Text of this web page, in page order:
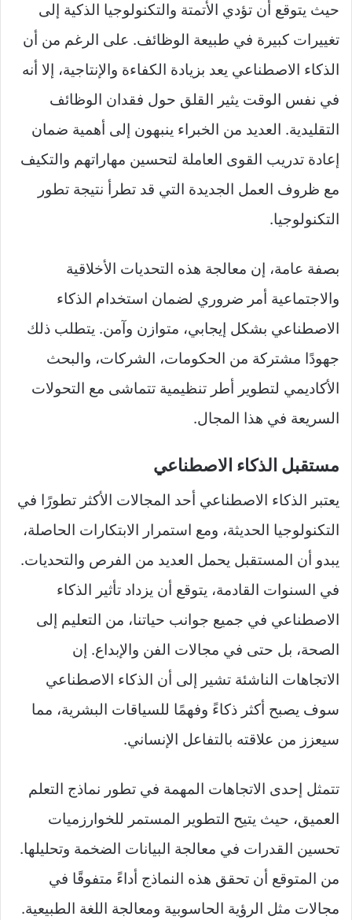
حيث يتوقع أن تؤدي الأتمتة والتكنولوجيا الذكية إلى
تغييرات كبيرة في طبيعة الوظائف. على الرغم من أن
الذكاء الاصطناعي يعد بزيادة الكفاءة والإنتاجية، إلا أنه
في نفس الوقت يثير القلق حول فقدان الوظائف
التقليدية. العديد من الخبراء ينبهون إلى أهمية ضمان
إعادة تدريب القوى العاملة لتحسين مهاراتهم والتكيف
مع ظروف العمل الجديدة التي قد تطرأ نتيجة تطور
التكنولوجيا.
بصفة عامة، إن معالجة هذه التحديات الأخلاقية
والاجتماعية أمر ضروري لضمان استخدام الذكاء
الاصطناعي بشكل إيجابي، متوازن وآمن. يتطلب ذلك
جهودًا مشتركة من الحكومات، الشركات، والبحث
الأكاديمي لتطوير أطر تنظيمية تتماشى مع التحولات
السريعة في هذا المجال.
مستقبل الذكاء الاصطناعي
يعتبر الذكاء الاصطناعي أحد المجالات الأكثر تطورًا في
التكنولوجيا الحديثة، ومع استمرار الابتكارات الحاصلة،
يبدو أن المستقبل يحمل العديد من الفرص والتحديات.
في السنوات القادمة، يتوقع أن يزداد تأثير الذكاء
الاصطناعي في جميع جوانب حياتنا، من التعليم إلى
الصحة، بل حتى في مجالات الفن والإبداع. إن
الاتجاهات الناشئة تشير إلى أن الذكاء الاصطناعي
سوف يصبح أكثر ذكاءً وفهمًا للسياقات البشرية، مما
سيعزز من علاقته بالتفاعل الإنساني.
تتمثل إحدى الاتجاهات المهمة في تطور نماذج التعلم
العميق، حيث يتيح التطوير المستمر للخوارزميات
تحسين القدرات في معالجة البيانات الضخمة وتحليلها.
من المتوقع أن تحقق هذه النماذج أداءً متفوقًا في
مجالات مثل الرؤية الحاسوبية ومعالجة اللغة الطبيعية.